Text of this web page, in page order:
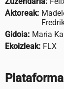
Aktoreak:
Gidoia: Maria
Ekoizleak: FLX